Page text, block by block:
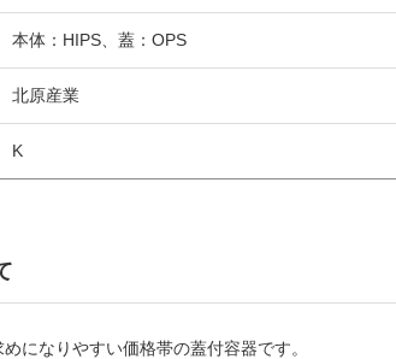
本体：HIPS、蓋：OPS
北原産業
K
になりやすい価格帯の蓋付容器です。